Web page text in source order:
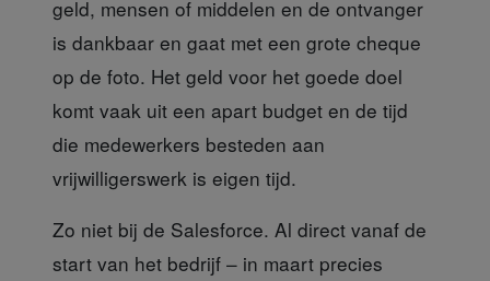
geld, mensen of middelen en de ontvanger
is dankbaar en gaat met een grote cheque
op de foto. Het geld voor het goede doel
komt vaak uit een apart budget en de tijd
die medewerkers besteden aan
vrijwilligerswerk is eigen tijd.
Zo niet bij de Salesforce. Al direct vanaf de
start van het bedrijf – in maart precies